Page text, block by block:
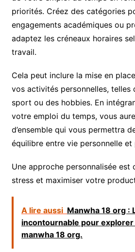
priorités. Créez des catégories
engagements académiques ou
adaptez les créneaux horaires
travail.
Cela peut inclure la mise en
vos activités personnelles, telles
sport ou des hobbies. En
votre emploi du temps, vous
d’ensemble qui vous permettra
équilibre entre vie personnelle et
Une approche personnalisée est
stress et maximiser votre
A lire aussi Manwha 18 org :
incontournable pour
manwha 18 org.